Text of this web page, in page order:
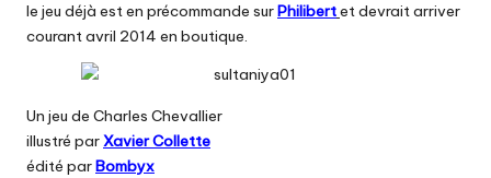
le jeu déjà est en précommande surPhilibertet devrait arriver
courant avril 2014 en boutique.
Un jeu de Charles Chevallier
illustré parXavier Collette
édité parBombyx